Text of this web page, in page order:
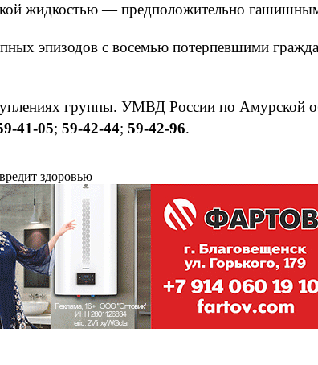
жидкостью — предположительно
эпизодов с восемью потерпевшими
группы. УМВД России по Амурской
41-05; 59-42-44; 59-42-96.
здоровью